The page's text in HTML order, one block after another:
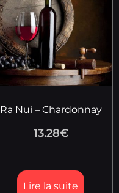
Ra Nui – Chardonnay
13.28€
Lire la suite